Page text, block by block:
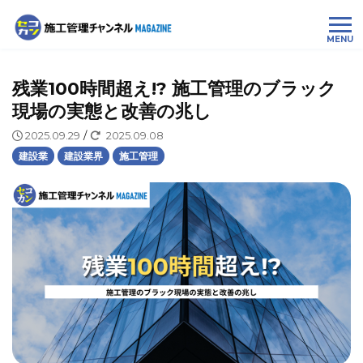
MENU
残業100時間超え!? 施工管理のブラック
現場の実態と改善の兆し
2025.09.29 / 2025.09.08
建設業 建設業界 施工管理